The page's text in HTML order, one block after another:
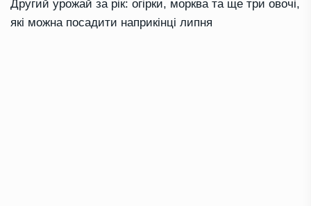
Другий урожай за рік: огірки, морква та ще три овочі,
які можна посадити наприкінці липня